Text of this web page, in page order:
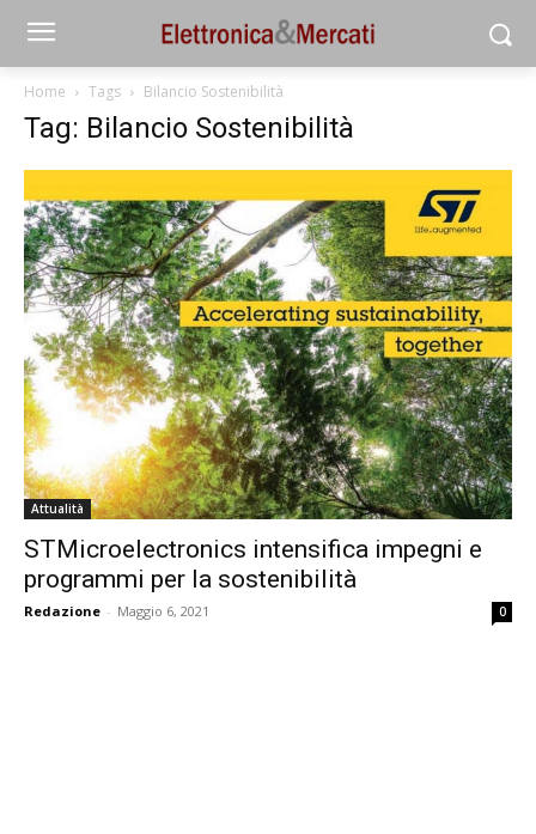
Home Tags Bilancio Sostenibilità
Tag: Bilancio Sostenibilità
Attualità
STMicroelectronics intensifica impegni e
programmi per la sostenibilità
Redazione - Maggio 6, 2021 0